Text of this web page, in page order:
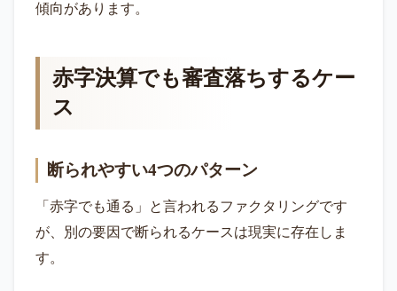
傾向があります。
赤字決算でも審査落ちするケー
ス
断られやすい4つのパターン
「赤字でも通る」と言われるファクタリングです
が、別の要因で断られるケースは現実に存在しま
す。